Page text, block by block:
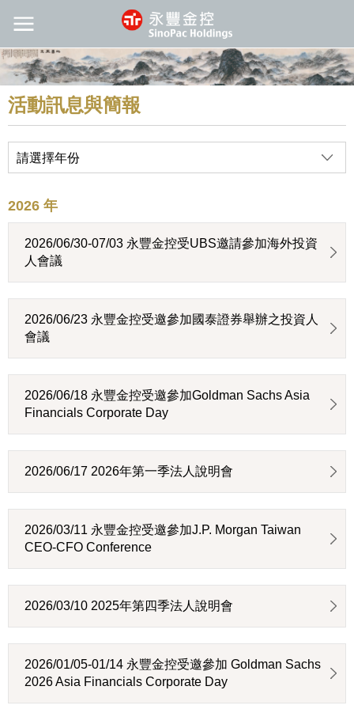
活動訊息與簡報
請選擇年份
2026 年
2026/06/30-07/03 永豐金控受UBS邀請參加海外投資
人會議
2026/06/23 永豐金控受邀參加國泰證券舉辦之投資人
會議
2026/06/18 永豐金控受邀參加Goldman Sachs Asia
Financials Corporate Day
2026/06/17 2026年第一季法人說明會
2026/03/11 永豐金控受邀參加J.P. Morgan Taiwan
CEO-CFO Conference
2026/03/10 2025年第四季法人說明會
2026/01/05-01/14 永豐金控受邀參加 Goldman Sachs
2026 Asia Financials Corporate Day